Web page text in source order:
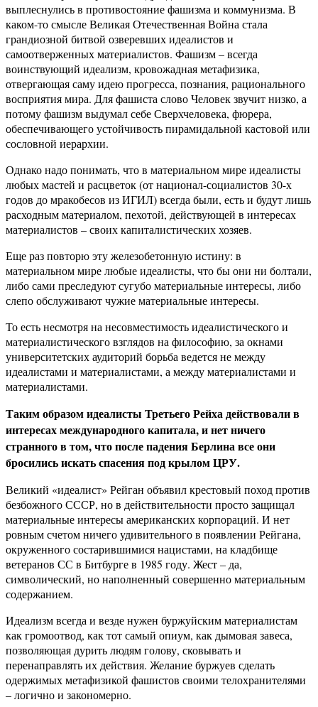
выплеснулись в противостояние фашизма и коммунизма. В
каком-то смысле Великая Отечественная Война стала
грандиозной битвой озверевших идеалистов и
самоотверженных материалистов. Фашизм – всегда
воинствующий идеализм, кровожадная метафизика,
отвергающая саму идею прогресса, познания, рационального
восприятия мира. Для фашиста слово Человек звучит низко, а
потому фашизм выдумал себе Сверхчеловека, фюрера,
обеспечивающего устойчивость пирамидальной кастовой или
сословной иерархии.
Однако надо понимать, что в материальном мире идеалисты
любых мастей и расцветок (от национал-социалистов 30-х
годов до мракобесов из ИГИЛ) всегда были, есть и будут лишь
расходным материалом, пехотой, действующей в интересах
материалистов – своих капиталистических хозяев.
Еще раз повторю эту железобетонную истину: в
материальном мире любые идеалисты, что бы они ни болтали,
либо сами преследуют сугубо материальные интересы, либо
слепо обслуживают чужие материальные интересы.
То есть несмотря на несовместимость идеалистического и
материалистического взглядов на философию, за окнами
университетских аудиторий борьба ведется не между
идеалистами и материалистами, а между материалистами и
материалистами.
Таким образом идеалисты Третьего Рейха действовали в
интересах международного капитала, и нет ничего
странного в том, что после падения Берлина все они
бросились искать спасения под крылом ЦРУ.
Великий «идеалист» Рейган объявил крестовый поход против
безбожного СССР, но в действительности просто защищал
материальные интересы американских корпораций. И нет
ровным счетом ничего удивительного в появлении Рейгана,
окруженного состарившимися нацистами, на кладбище
ветеранов СС в Битбурге в 1985 году. Жест – да,
символический, но наполненный совершенно материальным
содержанием.
Идеализм всегда и везде нужен буржуйским материалистам
как громоотвод, как тот самый опиум, как дымовая завеса,
позволяющая дурить людям голову, сковывать и
перенаправлять их действия. Желание буржуев сделать
одержимых метафизикой фашистов своими телохранителями
– логично и закономерно.